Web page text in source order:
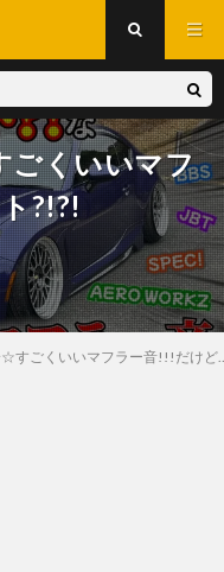
ごくいいマフ
?!?!
☆すごくいいマフラー音!!!だけ